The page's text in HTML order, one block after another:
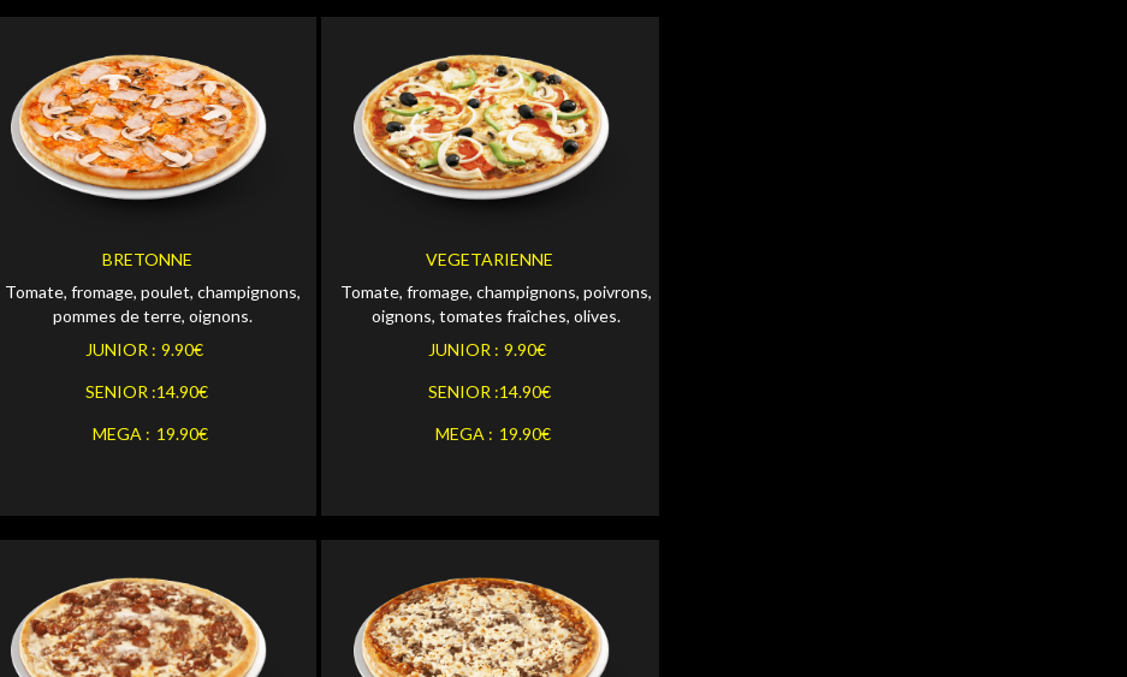
JUNIOR Personnaliser
MEGA Personnaliser
BRETONNE
Tomate, fromage, poulet, champignons,
pommes de terre, oignons.
JUNIOR : 9.90€
SENIOR :14.90€
MEGA : 19.90€
JUNIOR Personnaliser
Personnaliser
MEGA Personnaliser
VEGETARIENNE
Tomate, fromage, champignons, poivrons,
oignons, tomates fraîches, olives.
JUNIOR : 9.90€
SENIOR :14.90€
MEGA : 19.90€